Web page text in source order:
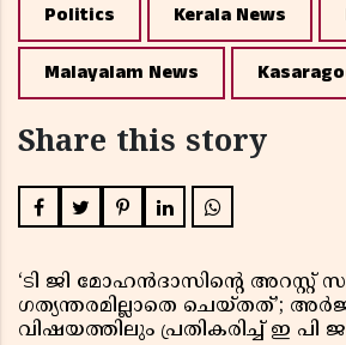
Politics Kerala News
Malayalam News
Share this story
‘ടി ജി മോഹൻദാസിൻ്റെ അറസ്റ്റ്
ഗത്യന്തരമില്ലാതെ ചെയ്തത്’;
വിഷയത്തിലും പ്രതികരിച്ച് ഇ പി